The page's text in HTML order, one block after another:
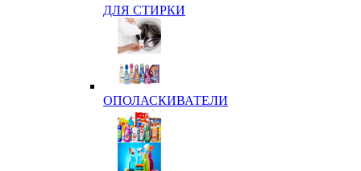
ДЛЯ СТИРКИ
ОПОЛАСКИВАТЕЛИ